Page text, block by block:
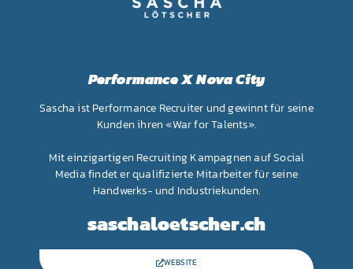
Performance X Nova City
Sascha ist Performance Recruiter und gewinnt für seine
Kunden ihren «War for Talents».
Mit einzigartigen Recruiting Kampagnen auf Social
Media findet er qualifizierte Mitarbeiter für seine
Handwerks- und Industriekunden.
saschaloetscher.ch
WEBSITE